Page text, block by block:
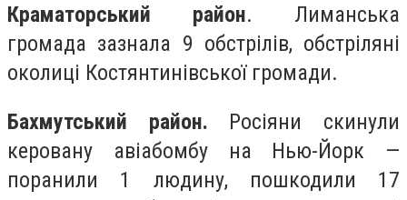
Краматорський район. Лиманська
громада зазнала 9 обстрілів, обстріляні
околиці Костянтинівської громади.
Бахмутський район. Росіяни скинули
керовану авіабомбу на Нью-Йорк —
поранили 1 людину, пошкодили 17